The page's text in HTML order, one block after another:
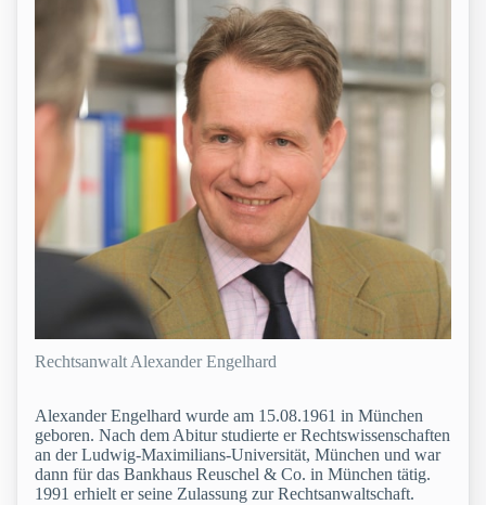
Rechtsanwalt Alexander Engelhard
Alexander Engelhard wurde am 15.08.1961 in München
geboren. Nach dem Abitur studierte er Rechtswissenschaften
an der Ludwig-Maximilians-Universität, München und war
dann für das Bankhaus Reuschel & Co. in München tätig.
1991 erhielt er seine Zulassung zur Rechtsanwaltschaft.